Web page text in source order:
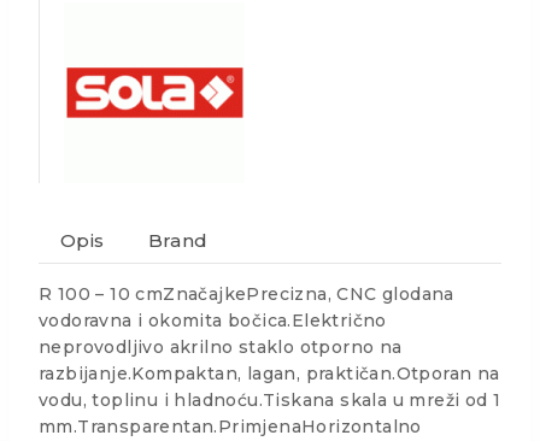
Opis Brand
R 100 – 10 cmZnačajkePrecizna, CNC glodana
vodoravna i okomita bočica.Električno
neprovodljivo akrilno staklo otporno na
razbijanje.Kompaktan, lagan, praktičan.Otporan na
vodu, toplinu i hladnoću.Tiskana skala u mreži od 1
mm.Transparentan.PrimjenaHorizontalno